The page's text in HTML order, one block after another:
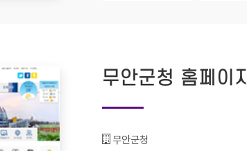
무안군청 홈페이지
기관명 :
무안군청